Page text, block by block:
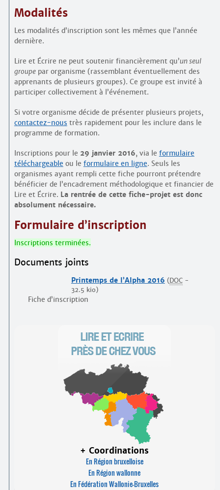
Modalités
Les modalités d’inscription sont les mêmes que l’année
dernière.
Lire et Écrire ne peut soutenir financièrement qu’un seul
groupepar organisme (rassemblant éventuellement des
apprenants de plusieurs groupes). Ce groupe est invité à
participer collectivement à l’événement.
Si votre organisme décide de présenter plusieurs projets,
contactez-nous très rapidement pour les inclure dans le
programme de formation.
Inscriptions pour le 29 janvier 2016, via le formulaire
téléchargeable ou le formulaire en ligne. Seuls les
organismes ayant rempli cette fiche pourront prétendre
bénéficier de l’encadrement méthodologique et financier de
Lire et Écrire. La rentrée de cette fiche-projet est donc
absolument nécessaire.
Formulaire d’inscription
Inscriptions terminées.
Documents joints
Printemps de l’Alpha 2016 ( DOC-
32.5 kio)
Fiche d’inscription
+ Coordinations
En Région bruxelloise
En Région wallonne
En Fédération Wallonie-Bruxelles